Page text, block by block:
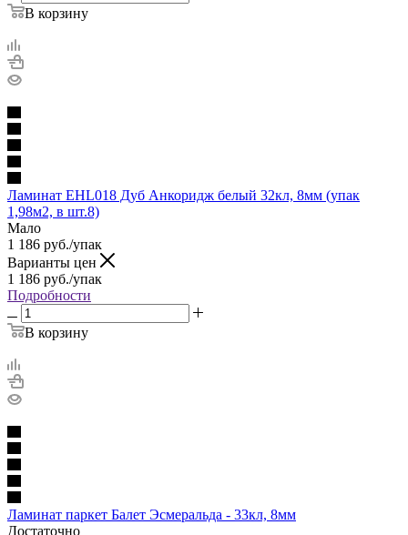
В корзину
Ламинат EHL018 Дуб Анкоридж белый 32кл, 8мм (упак
1,98м2, в шт.8)
Мало
1 186 руб./упак
Варианты цен
1 186 руб./упак
Подробности
В корзину
Ламинат паркет Балет Эсмеральда - 33кл, 8мм
Достаточно